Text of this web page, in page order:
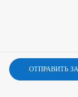
ОТПРАВИТЬ